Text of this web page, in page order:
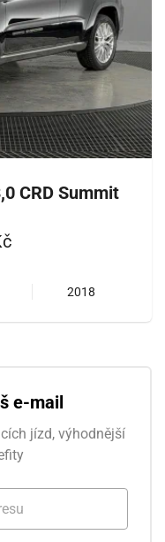
CRD Summit
2018
e-mail
jízd, výhodnější